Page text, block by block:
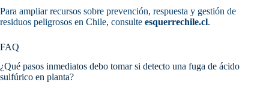
Para ampliar recursos sobre prevención, respuesta y gestión de
residuos peligrosos en Chile, consulte esquerrechile.cl.
FAQ
¿Qué pasos inmediatos debo tomar si detecto una fuga de ácido
sulfúrico en planta?